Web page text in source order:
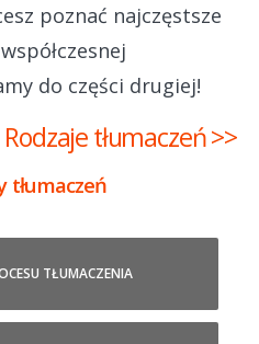
poznać najczęstsze
do części drugiej!
Rodzaje tłumaczeń >>
tłumaczeń
TŁUMACZENIA